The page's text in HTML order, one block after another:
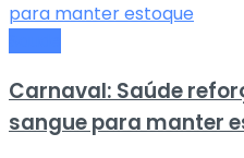
Carnaval: Saúde
sangue para manter